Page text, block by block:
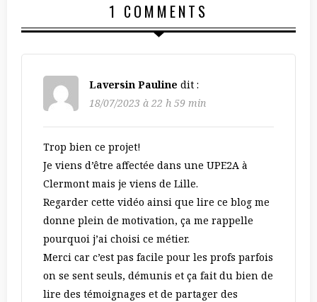
1 COMMENTS
Laversin Pauline dit :
18/07/2023 à 22 h 59 min
Trop bien ce projet!
Je viens d’être affectée dans une UPE2A à
Clermont mais je viens de Lille.
Regarder cette vidéo ainsi que lire ce blog me
donne plein de motivation, ça me rappelle
pourquoi j’ai choisi ce métier.
Merci car c’est pas facile pour les profs parfois
on se sent seuls, démunis et ça fait du bien de
lire des témoignages et de partager des